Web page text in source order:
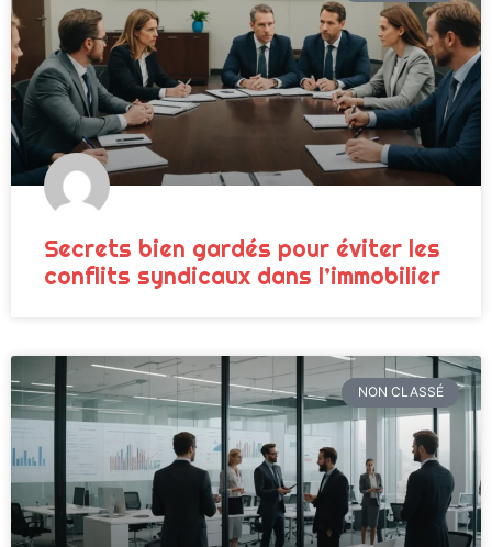
Secrets bien gardés pour éviter les
conflits syndicaux dans l’immobilier
NON CLASSÉ